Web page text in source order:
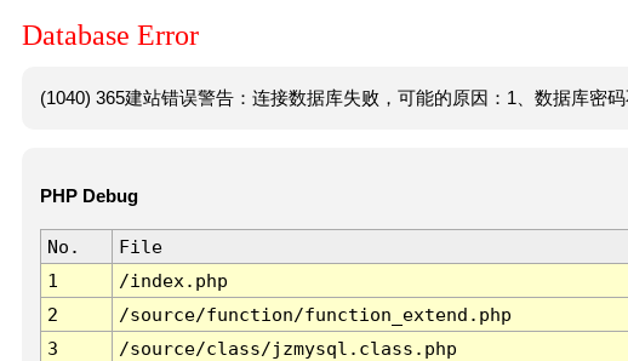
Database Error
(1040) 365建站错误警告：连接数据库失败，可能的原因：1、数据库密码
PHP Debug
No. File
1
/index.php
2
/source/function/function_extend.php
3
/source/class/jzmysql.class.php